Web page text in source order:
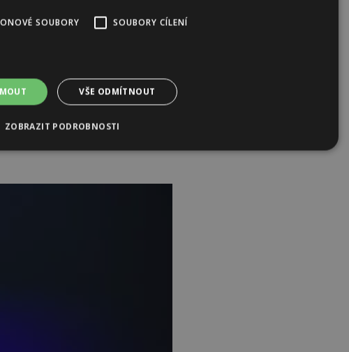
teď řekla, že se chce věnovat
Mankáčema?“ A tvářili se
jenom chodili na pivo a jezdili na
měnit nechce.“ V momentě,
SOUBORY SOUBORY CÍLENÍ
VŠE ODMÍTNOUT
ZOBRAZIT PODROBNOSTI